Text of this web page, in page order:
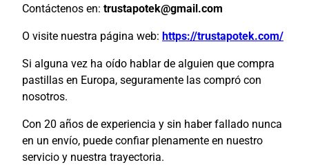
Contáctenos en: trustapotek@gmail.com
O visite nuestra página web: https://trustapotek.com/
Si alguna vez ha oído hablar de alguien que compra
pastillas en Europa, seguramente las compró con
nosotros.
Con 20 años de experiencia y sin haber fallado nunca
en un envío, puede confiar plenamente en nuestro
servicio y nuestra trayectoria.